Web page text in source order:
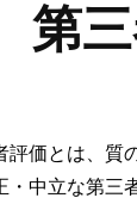
第
評価とは、質
・中立な第三